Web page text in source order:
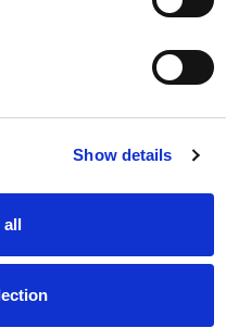
Show details
all